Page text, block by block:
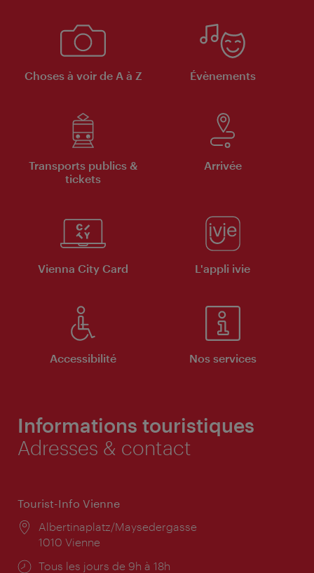
Choses à voir de A à Z Évènements
Transports publics &
tickets
Arrivée
Vienna City Card L'appli ivie
Accessibilité Nos services
Informations touristiques
Adresses & contact
Tourist-Info Vienne
Lieu:
Albertinaplatz/Maysedergasse
1010 Vienne
Horaires
Tous les jours de 9h à 18h